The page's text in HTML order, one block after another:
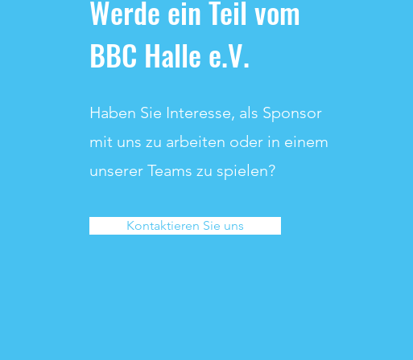
Werde ein Teil vom
BBC Halle e.V.
Haben Sie Interesse, als Sponsor
mit uns zu arbeiten oder in einem
unserer Teams zu spielen?
Kontaktieren Sie uns